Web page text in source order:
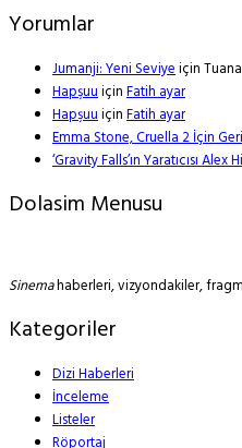
Yorumlar
Jumanji: Yeni Seviyeiçin
HapşuuiçinFatih ayar
HapşuuiçinFatih ayar
Emma Stone, Cruella 2 İçin
‘Gravity Falls’ın Yaratıcısı Alex
Dolasim Menusu
Sinemahaberleri, vizyondakiler,
Kategoriler
Dizi Haberleri
İnceleme
Listeler
Röportaj